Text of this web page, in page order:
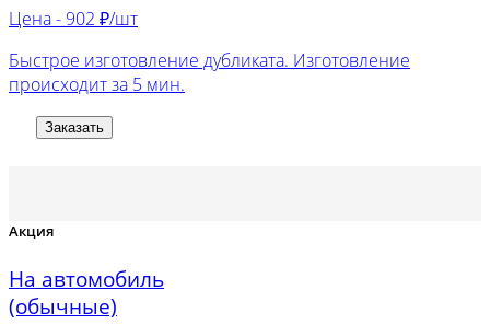
Цена - 902 ₽/шт
Быстрое изготовление дубликата. Изготовление
происходит за 5 мин.
Заказать
Акция
На автомобиль
(обычные)